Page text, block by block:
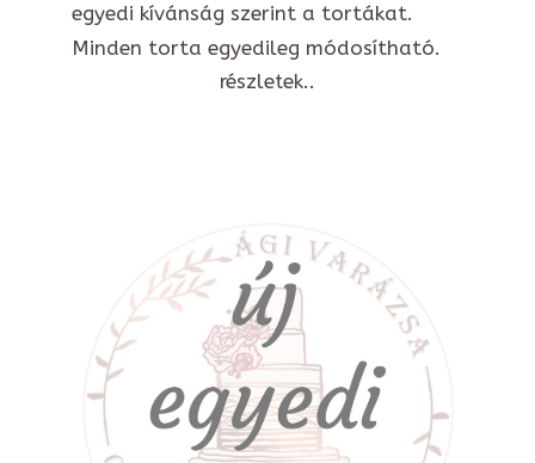
egyedi kívánság szerint a tortákat.
Minden torta egyedileg módosítható.
részletek..